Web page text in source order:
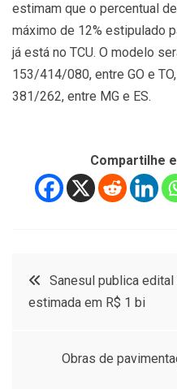
estimam que o percentual
máximo de 12% estipulado
já está no TCU. O modelo
153/414/080, entre GO e
381/262, entre MG e ES.
Compartilhe
Navegação
Post
Sanesul publica
estimada em R$ 1 bi
Obras de